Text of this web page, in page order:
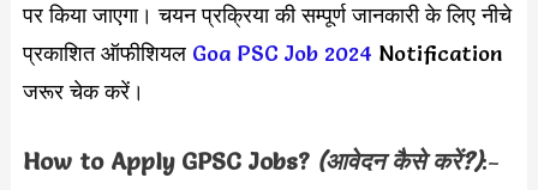
पर किया जाएगा। चयन प्रक्रिया की सम्पूर्ण जानकारी के लिए नीचे
प्रकाशित ऑफीशियल Goa PSC Job 2024 Notification
जरूर चेक करें।
How to Apply GPSC Jobs?(आवेदन कैसे करें?):-